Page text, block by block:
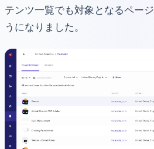
テンツ一覧でも対象となるペー
うになりました。